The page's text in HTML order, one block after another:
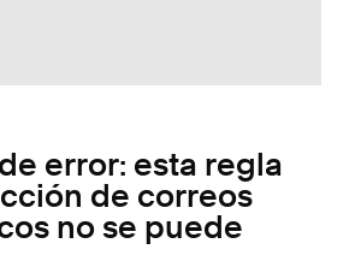
error: esta regla
de correos
no se puede